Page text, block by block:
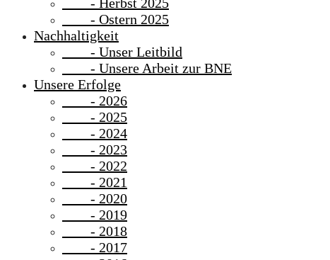
- Ostern 2025
Nachhaltigkeit
- Unser Leitbild
- Unsere Arbeit zur BNE
Unsere Erfolge
- 2026
- 2025
- 2024
- 2023
- 2022
- 2021
- 2020
- 2019
- 2018
- 2017